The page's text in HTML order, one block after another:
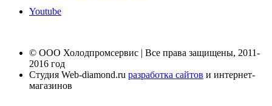
Youtube
© ООО Холодпромсервис | Все права защищены, 2011-
2016 год
Студия Web-diamond.ru разработка сайтов и интернет-
магазинов